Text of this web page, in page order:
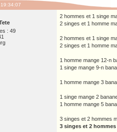
: 49
2 hommes et 1 singe
2 singes et 1 homme
2 hommes et 1 singe
2 singes et 1 homme
1 homme mange 12-n
1 singe mange 9-n
1 homme mange 3
1 singe mange 2
1 homme mange 5
3 singes et 2 hommes
3 singes et 2